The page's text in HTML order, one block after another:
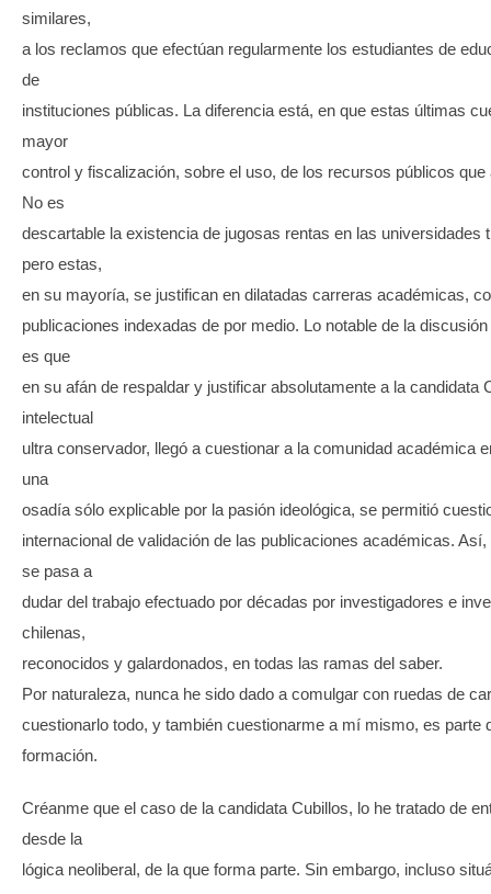
similares,
a los reclamos que efectúan regularmente los estudiantes de
de
instituciones públicas. La diferencia está, en que estas últimas
mayor
control y fiscalización, sobre el uso, de los recursos públicos que
No es
descartable la existencia de jugosas rentas en las universidades
pero estas,
en su mayoría, se justifican en dilatadas carreras académicas,
publicaciones indexadas de por medio. Lo notable de la
es que
en su afán de respaldar y justificar absolutamente a la candidata
intelectual
ultra conservador, llegó a cuestionar a la comunidad académica
una
osadía sólo explicable por la pasión ideológica, se permitió
internacional de validación de las publicaciones académicas.
se pasa a
dudar del trabajo efectuado por décadas por investigadores e
chilenas,
reconocidos y galardonados, en todas las ramas del saber.
Por naturaleza, nunca he sido dado a comulgar con ruedas de
cuestionarlo todo, y también cuestionarme a mí mismo, es parte
formación.
Créanme que el caso de la candidata Cubillos, lo he tratado de
desde la
lógica neoliberal, de la que forma parte. Sin embargo, incluso